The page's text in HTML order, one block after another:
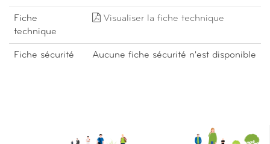
Fiche
technique
Visualiser la fiche technique
Fiche sécurité Aucune fiche sécurité n'est disponible